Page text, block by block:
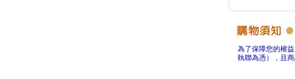
為了保障您的權
執聯為憑），且